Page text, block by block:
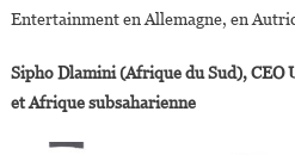
Entertainment en Allemagne, en
Sipho Dlamini (Afrique du Sud), CEO
et Afrique subsaharienne